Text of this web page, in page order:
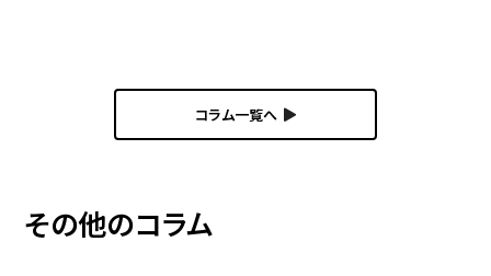
コラム一覧へ
その他のコラム